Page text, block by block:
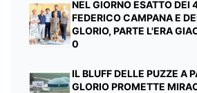
NEL GIORNO ESATTO DEI
FEDERICO CAMPANA E
GLORIO, PARTE L'ERA
0
IL BLUFF DELLE PUZZE A
GLORIO PROMETTE